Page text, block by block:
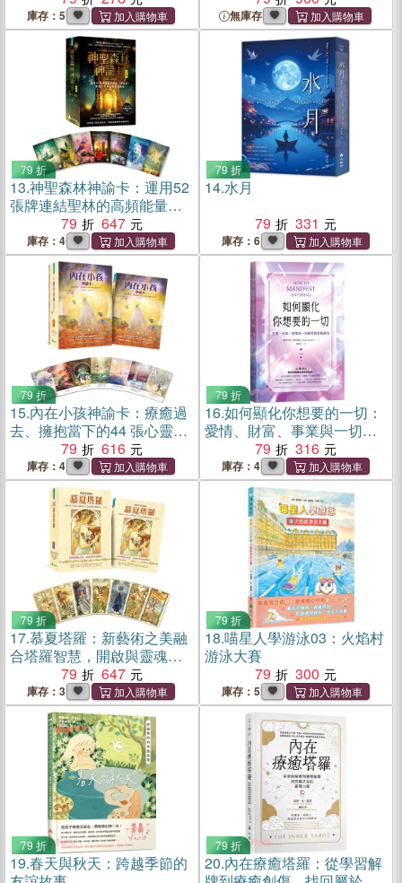
庫存：5 無庫存
79 折
13.神聖森林神諭卡：運用52
張牌連結聖林的高頻能量，
聆聽宇宙給你的智慧啟發
【新裝版】
79 647
庫存：4
79 折
14.水月
79
331
庫存：6
79 折
15.內在小孩神諭卡：療癒過
去、擁抱當下的44 張心靈指
79 616
庫存：4
79 折
16.如何顯化你想要的一切：
愛情、財富、事業與一切願
望的終極解答
79 316
庫存：4
79 折
17.慕夏塔羅：新藝術之美融
合塔羅智慧，開啟與靈魂對
話的占卜之旅
79 647
庫存：3
79 折
18.喵星人學游泳03：火焰村
游泳大賽
79
300
庫存：5
79 折
19.春天與秋天：跨越季節的
79 折
20.內在療癒塔羅：從學習解